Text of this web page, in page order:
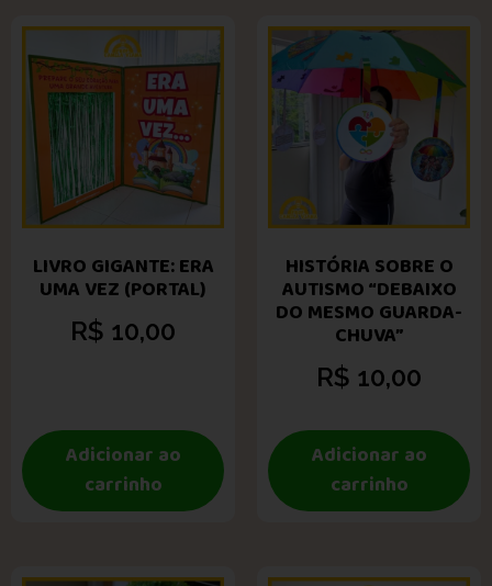
LIVRO GIGANTE: ERA
UMA VEZ (PORTAL)
R$ 10,00
Adicionar ao
carrinho
HISTÓRIA SOBRE O
AUTISMO “DEBAIXO
DO MESMO GUARDA-
CHUVA”
R$ 10,00
Adicionar ao
carrinho